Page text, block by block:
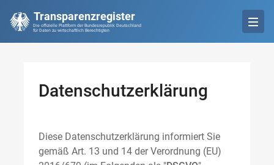
Transparenzregister
Die offizielle Plattform der Bundesrepublik Deutschland
für Daten zu wirtschaftlich Berechtigten
Datenschutzerklärung
Diese Datenschutzerklärung informiert Sie
gemäß Art. 13 und 14 der Verordnung (EU)